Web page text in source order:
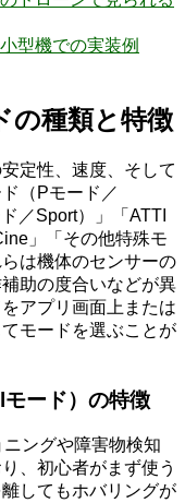
型機での実装例
の種類と特徴
定性、速度、そして
（Pモード／
／Sport）」「ATTI
」「その他特殊モ
は機体のセンサーの
助の度合いなどが異
アプリ画面上または
モードを選ぶことが
ード）の特徴
ングや障害物検知
、初心者がまず使う
してもホバリングが